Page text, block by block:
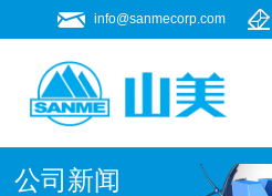
info@sanmecorp.com
公司新闻